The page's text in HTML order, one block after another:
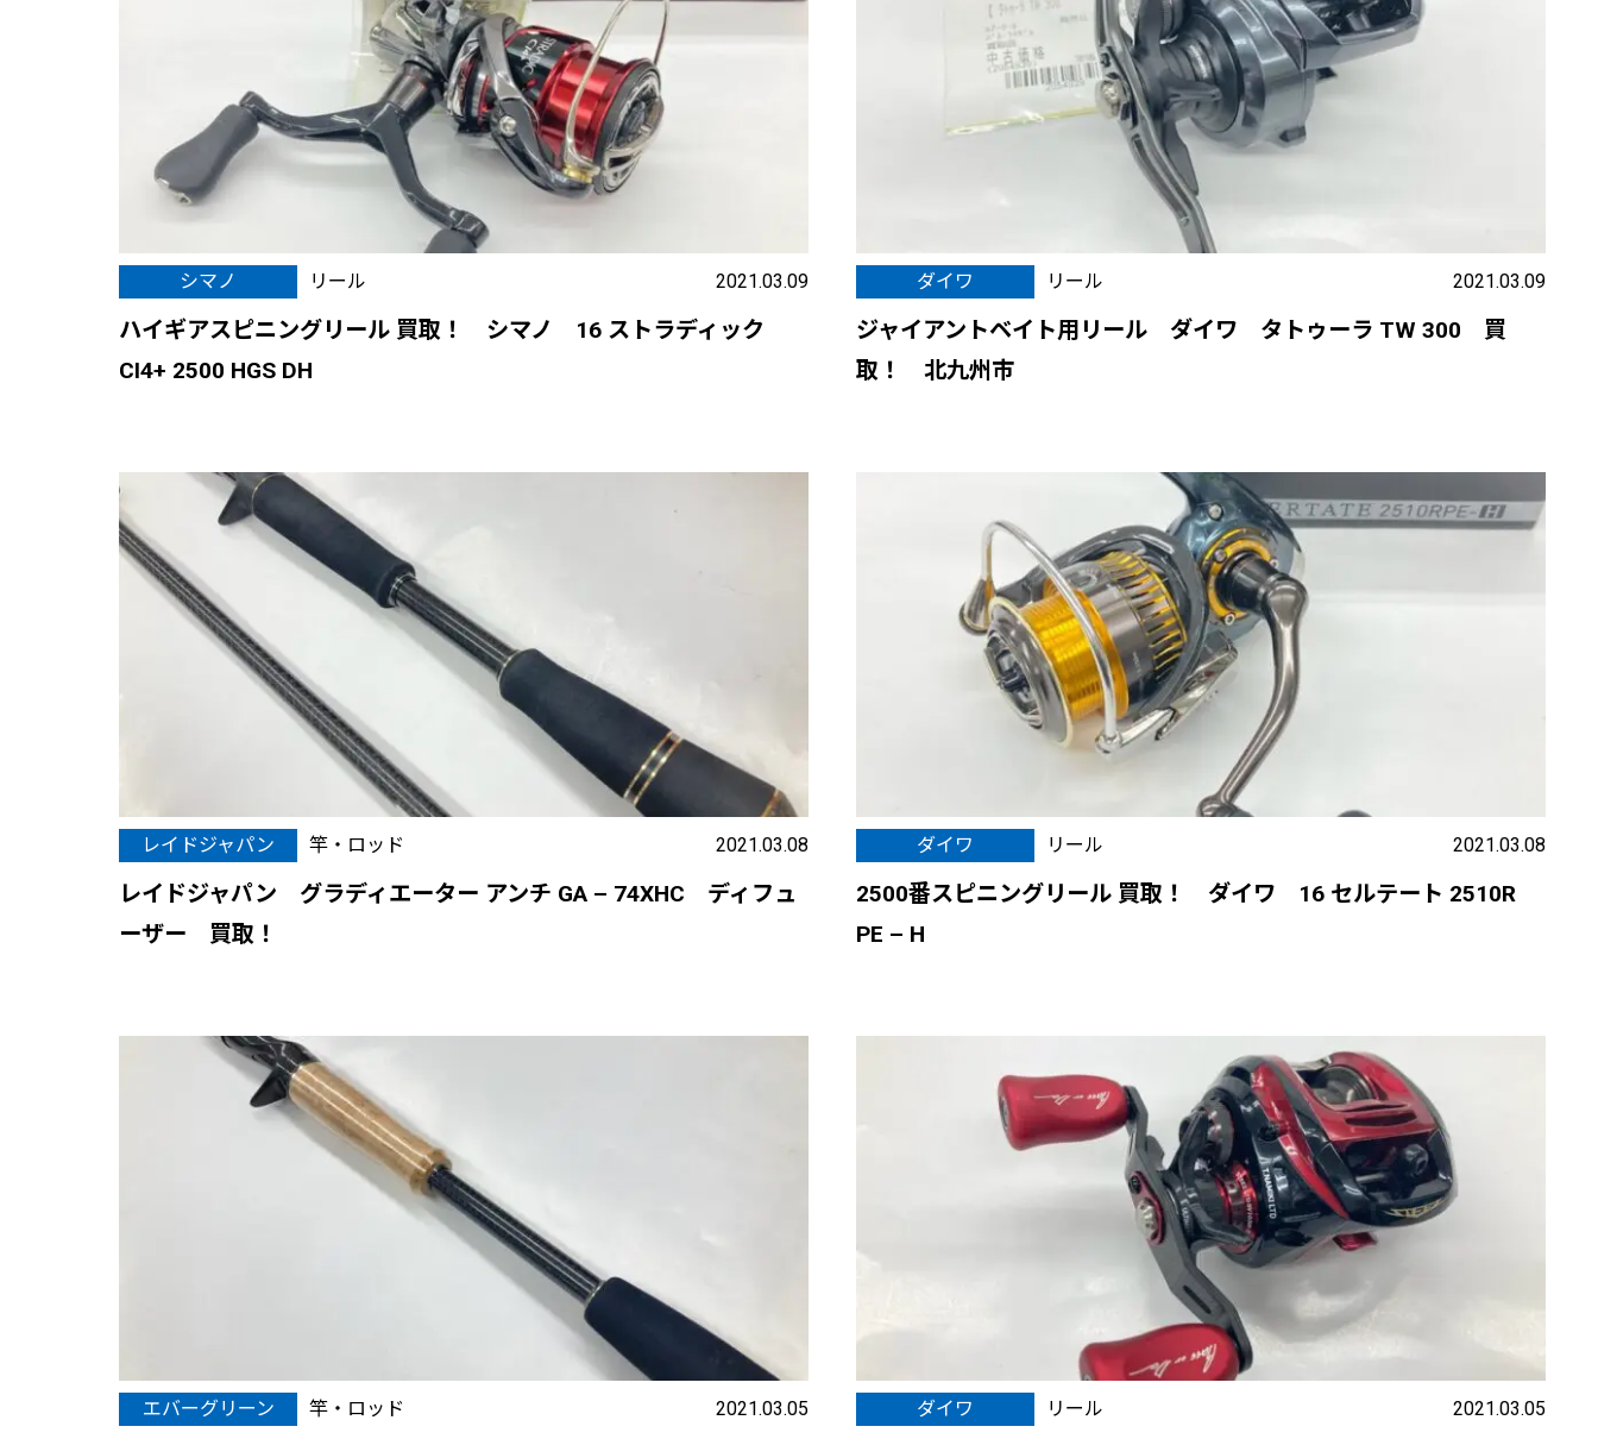
シマノ リール 2021.03.09
ハイギアスピニングリール 買取！ シマノ 16 ストラディック
CI4+ 2500 HGS DH
ダイワ リール 2021.03.09
ジャイアントベイト用リール ダイワ タトゥーラ TW 300 買
取！ 北九州市
レイドジャパン 竿・ロッド 2021.03.08
レイドジャパン グラディエーター アンチ GA – 74XHC ディフュ
ーザー 買取！
ダイワ リール 2021.03.08
2500番スピニングリール 買取！ ダイワ 16 セルテート 2510R
PE – H
エバーグリーン 竿・ロッド 2021.03.05 ダイワ リール 2021.03.05